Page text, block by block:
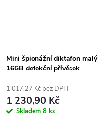
Mini špionážní diktafon malý
16GB detekční přívěsek
1 017,27 Kč bez DPH
1 230,90 Kč
Skladem 8 ks